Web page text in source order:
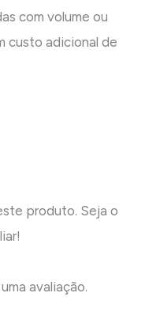
com volume ou
custo adicional de
produto. Seja o
avaliação.